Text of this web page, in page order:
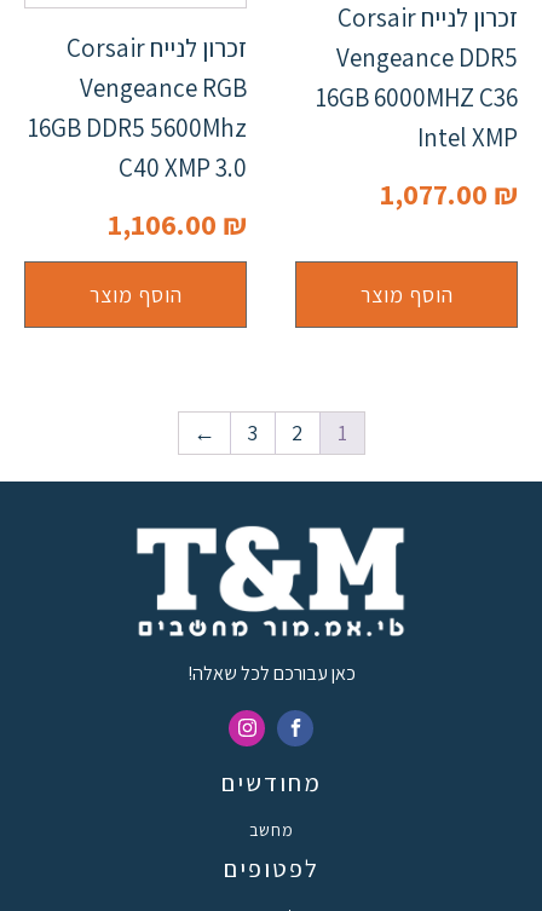
זכרון לנייח Corsair
Vengeance DDR5
16GB 6000MHZ C36
Intel XMP
1,077.00 ₪
הוסף מוצר
זכרון לנייח Corsair
Vengeance RGB
16GB DDR5 5600Mhz
C40 XMP 3.0
1,106.00 ₪
הוסף מוצר
1
2
3
←
כאן עבורכם לכל שאלה!
מחודשים
מחשב
לפטופים